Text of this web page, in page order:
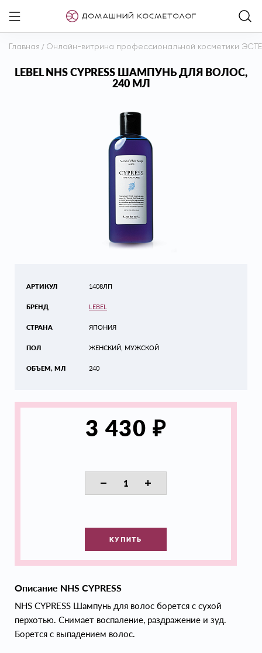
Главная / Онлайн-витрина профессиональной косметики
LEBEL NHS CYPRESS ШАМПУНЬ ДЛЯ ВОЛОС,
240 МЛ
АРТИКУЛ
БРЕНД
СТРАНА
ПОЛ
ОБЪЕМ, МЛ
1408ЛП
LEBEL
ЯПОНИЯ
ЖЕНСКИЙ, МУЖСКОЙ
240
3 430 ₽
КУПИТЬ
Описание NHS CYPRESS
NHS CYPRESS Шампунь для волос борется с сухой
перхотью. Снимает воспаление, раздражение и зуд.
Борется с выпадением волос.